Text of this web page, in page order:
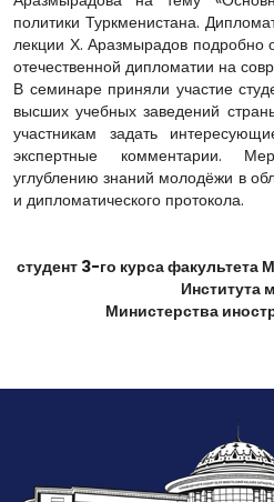
политики Туркменистана.
лекции Х. Аразмырадов подробно
отечественной дипломатии на
В семинаре приняли участие
высших учебных заведений
участникам задать
экспертные комментарии.
углублению знаний молодёжи в
и дипломатического протокола.
студент 3-го курса
Института
Министерства